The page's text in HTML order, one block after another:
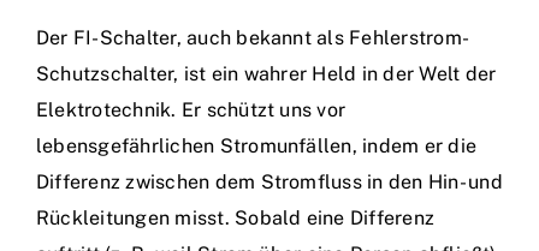
Der FI-Schalter, auch bekannt als Fehlerstrom-
Schutzschalter, ist ein wahrer Held in der Welt der
Elektrotechnik. Er schützt uns vor
lebensgefährlichen Stromunfällen, indem er die
Differenz zwischen dem Stromfluss in den Hin- und
Rückleitungen misst. Sobald eine Differenz